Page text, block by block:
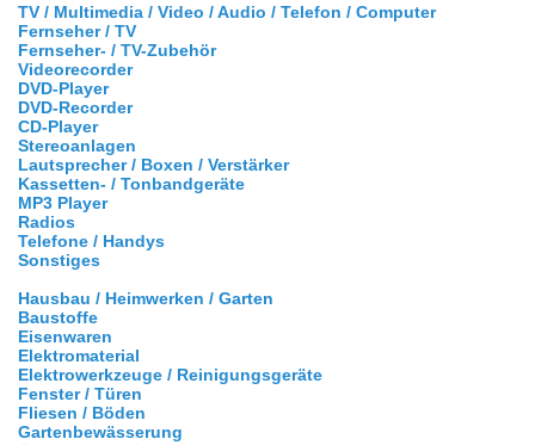
TV / Multimedia / Video / Audio / Telefon / Computer
Fernseher / TV
Fernseher- / TV-Zubehör
Videorecorder
DVD-Player
DVD-Recorder
CD-Player
Stereoanlagen
Lautsprecher / Boxen / Verstärker
Kassetten- / Tonbandgeräte
MP3 Player
Radios
Telefone / Handys
Sonstiges
Hausbau / Heimwerken / Garten
Baustoffe
Eisenwaren
Elektromaterial
Elektrowerkzeuge / Reinigungsgeräte
Fenster / Türen
Fliesen / Böden
Gartenbewässerung